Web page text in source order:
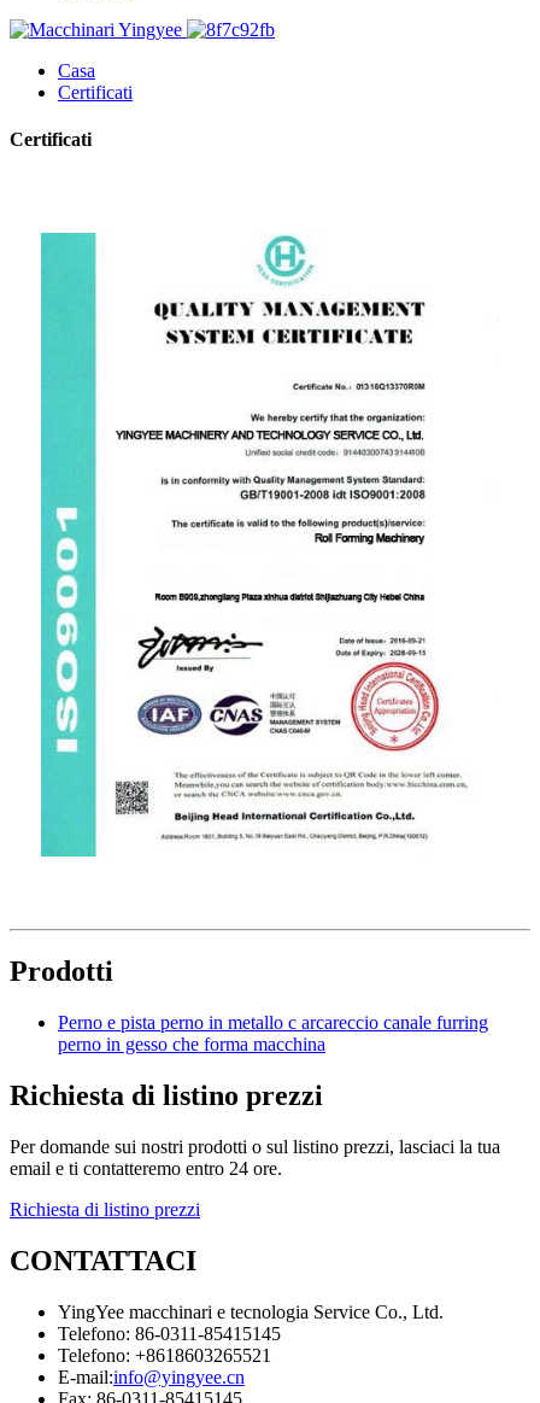
Casa
Certificati
Certificati
Prodotti
Perno e pista perno in metallo c arcareccio canale furring
perno in gesso che forma macchina
Richiesta di listino prezzi
Per domande sui nostri prodotti o sul listino prezzi, lasciaci la tua
email e ti contatteremo entro 24 ore.
Richiesta di listino prezzi
CONTATTACI
YingYee macchinari e tecnologia Service Co., Ltd.
Telefono: 86-0311-85415145
Telefono: +8618603265521
E-mail:info@yingyee.cn
Fax: 86-0311-85415145